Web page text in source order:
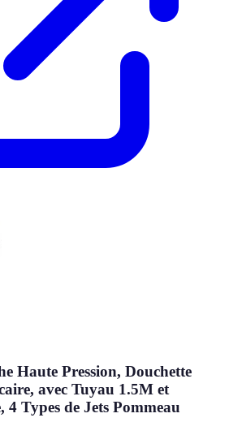
Haute Pression, Douchette
avec Tuyau 1.5M et
4 Types de Jets Pommeau